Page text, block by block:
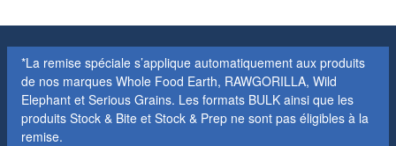
*La remise spéciale s’applique automatiquement aux produits
de nos marques Whole Food Earth, RAWGORILLA, Wild
Elephant et Serious Grains. Les formats BULK ainsi que les
produits Stock & Bite et Stock & Prep ne sont pas éligibles à la
remise.